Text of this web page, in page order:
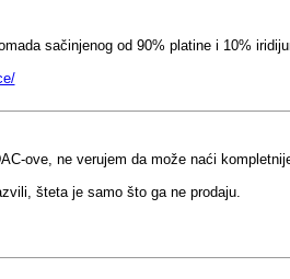
sačinjenog od 90% platine i 10%
ove, ne verujem da može naći
šteta je samo što ga ne prodaju.